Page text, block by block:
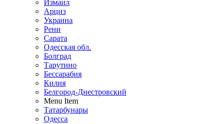
Измаил
Арциз
Украина
Рени
Сарата
Одесская обл.
Болград
Тарутино
Бессарабия
Килия
Белгород-Днестровский
Menu Item
Татарбунары
Одесса